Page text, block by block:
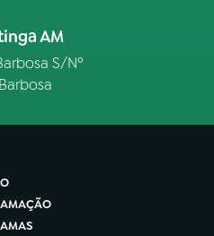
AM
S/Nº